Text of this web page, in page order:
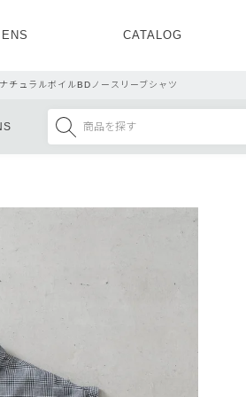
MENS ALL
TOPS
WOMENS ALL
TOPS
CATALOG
CONCEPT NEWS
チュラルボイルBDノースリーブシャツ